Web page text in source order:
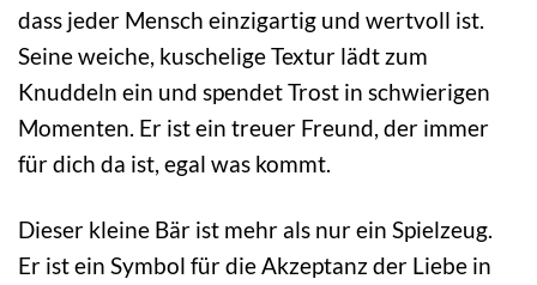
dass jeder Mensch einzigartig und wertvoll ist.
Seine weiche, kuschelige Textur lädt zum
Knuddeln ein und spendet Trost in schwierigen
Momenten. Er ist ein treuer Freund, der immer
für dich da ist, egal was kommt.
Dieser kleine Bär ist mehr als nur ein Spielzeug.
Er ist ein Symbol für die Akzeptanz der Liebe in